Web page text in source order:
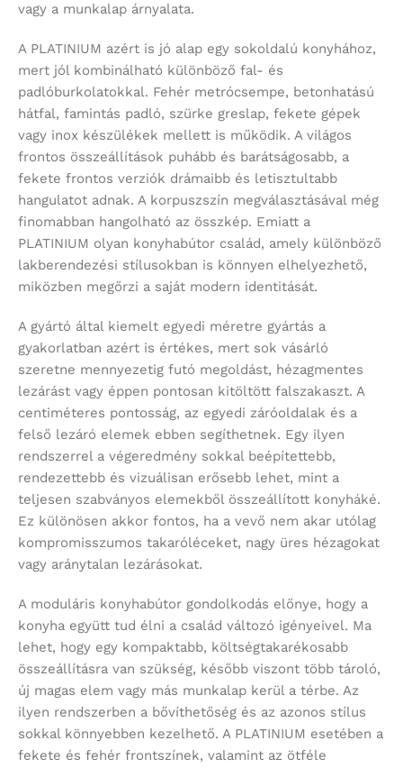
vagy a munkalap árnyalata.
A PLATINIUM azért is jó alap egy sokoldalú konyhához,
mert jól kombinálható különböző fal- és
padlóburkolatokkal. Fehér metrócsempe, betonhatású
hátfal, famintás padló, szürke greslap, fekete gépek
vagy inox készülékek mellett is működik. A világos
frontos összeállítások puhább és barátságosabb, a
fekete frontos verziók drámaibb és letisztultabb
hangulatot adnak. A korpuszszín megválasztásával még
finomabban hangolható az összkép. Emiatt a
PLATINIUM olyan konyhabútor család, amely különböző
lakberendezési stílusokban is könnyen elhelyezhető,
miközben megőrzi a saját modern identitását.
A gyártó által kiemelt egyedi méretre gyártás a
gyakorlatban azért is értékes, mert sok vásárló
szeretne mennyezetig futó megoldást, hézagmentes
lezárást vagy éppen pontosan kitöltött falszakaszt. A
centiméteres pontosság, az egyedi záróoldalak és a
felső lezáró elemek ebben segíthetnek. Egy ilyen
rendszerrel a végeredmény sokkal beépítettebb,
rendezettebb és vizuálisan erősebb lehet, mint a
teljesen szabványos elemekből összeállított konyháké.
Ez különösen akkor fontos, ha a vevő nem akar utólag
kompromisszumos takaróléceket, nagy üres hézagokat
vagy aránytalan lezárásokat.
A moduláris konyhabútor gondolkodás előnye, hogy a
konyha együtt tud élni a család változó igényeivel. Ma
lehet, hogy egy kompaktabb, költségtakarékosabb
összeállításra van szükség, később viszont több tároló,
új magas elem vagy más munkalap kerül a térbe. Az
ilyen rendszerben a bővíthetőség és az azonos stílus
sokkal könnyebben kezelhető. A PLATINIUM esetében a
fekete és fehér frontszínek, valamint az ötféle